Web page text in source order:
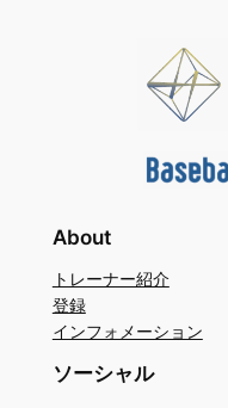
About
トレーナー紹介
登録
インフォメーション
ソーシャル